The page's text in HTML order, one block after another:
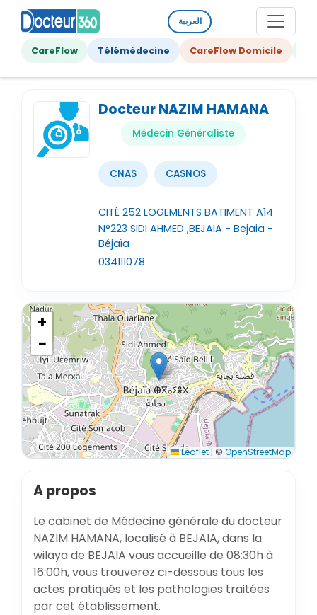
العربية
CareFlow Télémédecine CareFlow Domicile
Docteur NAZIM HAMANA
Médecin Généraliste
CNAS CASNOS
CITÉ 252 LOGEMENTS BATIMENT A14
N°223 SIDI AHMED ,BEJAIA - Bejaia -
Béjaïa
034111078
+
−
Leaflet | © OpenStreetMap
A propos
Le cabinet de Médecine générale du docteur
NAZIM HAMANA, localisé à BEJAIA, dans la
wilaya de BEJAIA vous accueille de 08:30h à
16:00h, vous trouverez ci-dessous tous les
actes pratiqués et les pathologies traitées
par cet établissement.